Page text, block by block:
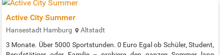
Active City Summer
Hansestadt Hamburg
Altstadt
3 Monate. Über 5000 Sportstunden. 0 Euro Egal ob Schüler, Student,